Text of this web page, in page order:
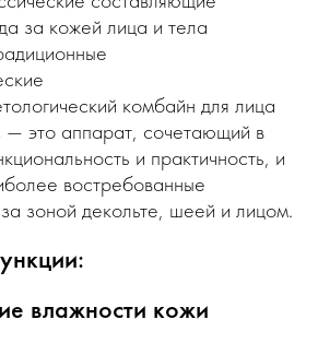
за кожей лица и тела
комбайн для лица
это аппарат, сочетающий в
и практичность, и
востребованные
зоной декольте, шеей и лицом.
влажности кожи